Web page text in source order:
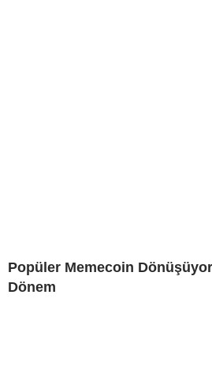
Popüler Memecoin
Dönem